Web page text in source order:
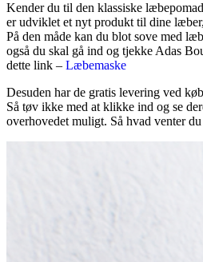
Kender du til den klassiske
er udviklet et nyt produkt til dine
På den måde kan du blot sove med
også du skal gå ind og tjekke Adas
dette link – Læbemaske
Desuden har de gratis levering ved
Så tøv ikke med at klikke ind og se
overhovedet muligt. Så hvad venter